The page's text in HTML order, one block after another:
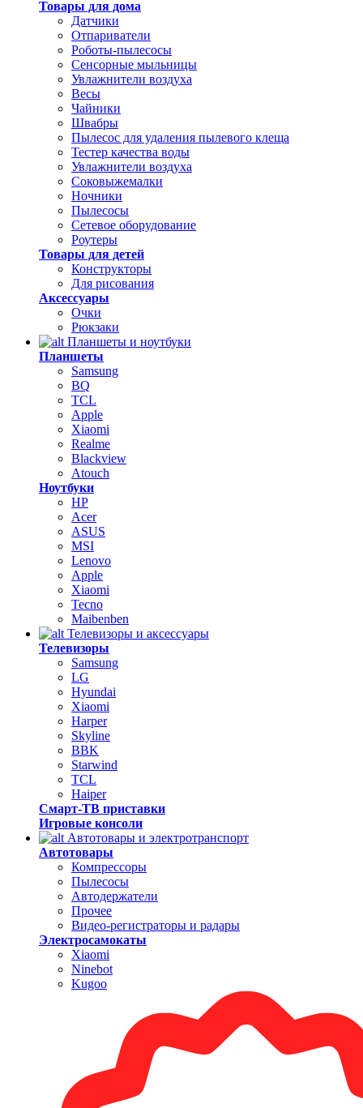
Товары для дома
Датчики
Отпариватели
Роботы-пылесосы
Сенсорные мыльницы
Увлажнители воздуха
Весы
Чайники
Швабры
Пылесос для удаления пылевого клеща
Тестер качества воды
Увлажнители воздуха
Соковыжемалки
Ночники
Пылесосы
Сетевое оборудование
Роутеры
Товары для детей
Конструкторы
Для рисования
Аксессуары
Очки
Рюкзаки
Планшеты и ноутбуки
Планшеты
Samsung
BQ
TCL
Apple
Xiaomi
Realme
Blackview
Atouch
Ноутбуки
HP
Acer
ASUS
MSI
Lenovo
Apple
Xiaomi
Tecno
Maibenben
Телевизоры и аксессуары
Телевизоры
Samsung
LG
Hyundai
Xiaomi
Harper
Skyline
BBK
Starwind
TCL
Haiper
Смарт-ТВ приставки
Игровые консоли
Автотовары и электротранспорт
Автотовары
Компрессоры
Пылесосы
Автодержатели
Прочее
Видео-регистраторы и радары
Электросамокаты
Xiaomi
Ninebot
Kugoo